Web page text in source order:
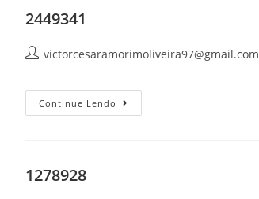
2449341
victorcesaramorimoliveira97@gmail.com
Continue Lendo
1278928